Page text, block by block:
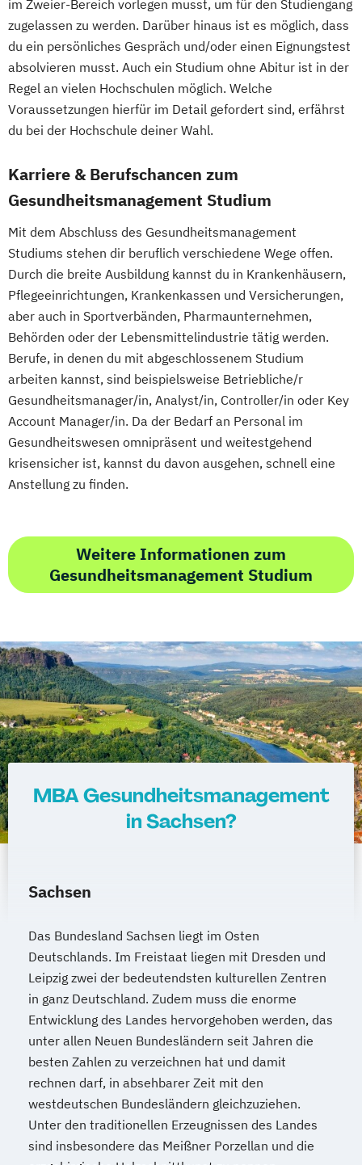
im Zweier-Bereich vorlegen musst, um für den Studiengang
zugelassen zu werden. Darüber hinaus ist es möglich, dass
du ein persönliches Gespräch und/oder einen Eignungstest
absolvieren musst. Auch ein Studium ohne Abitur ist in der
Regel an vielen Hochschulen möglich. Welche
Voraussetzungen hierfür im Detail gefordert sind, erfährst
du bei der Hochschule deiner Wahl.
Karriere & Berufschancen zum
Gesundheitsmanagement Studium
Mit dem Abschluss des Gesundheitsmanagement
Studiums stehen dir beruflich verschiedene Wege offen.
Durch die breite Ausbildung kannst du in Krankenhäusern,
Pflegeeinrichtungen, Krankenkassen und Versicherungen,
aber auch in Sportverbänden, Pharmaunternehmen,
Behörden oder der Lebensmittelindustrie tätig werden.
Berufe, in denen du mit abgeschlossenem Studium
arbeiten kannst, sind beispielsweise Betriebliche/r
Gesundheitsmanager/in, Analyst/in, Controller/in oder Key
Account Manager/in. Da der Bedarf an Personal im
Gesundheitswesen omnipräsent und weitestgehend
krisensicher ist, kannst du davon ausgehen, schnell eine
Anstellung zu finden.
Weitere Informationen zum
Gesundheitsmanagement Studium
MBA Gesundheitsmanagement
in Sachsen?
Sachsen
Das Bundesland Sachsen liegt im Osten
Deutschlands. Im Freistaat liegen mit Dresden und
Leipzig zwei der bedeutendsten kulturellen Zentren
in ganz Deutschland. Zudem muss die enorme
Entwicklung des Landes hervorgehoben werden, das
unter allen Neuen Bundesländern seit Jahren die
besten Zahlen zu verzeichnen hat und damit
rechnen darf, in absehbarer Zeit mit den
westdeutschen Bundesländern gleichzuziehen.
Unter den traditionellen Erzeugnissen des Landes
sind insbesondere das Meißner Porzellan und die